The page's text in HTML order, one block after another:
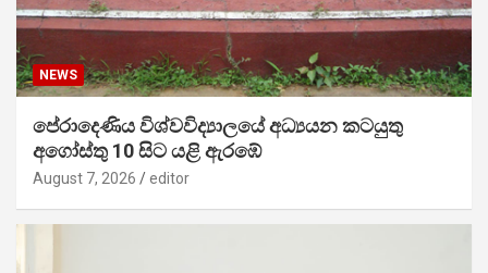
NEWS
පේරාදෙණිය විශ්වවිද්‍යාලයේ අධ්‍යයන කටයුතු
අගෝස්තු 10 සිට යළි ඇරඹේ
August 7, 2026 editor